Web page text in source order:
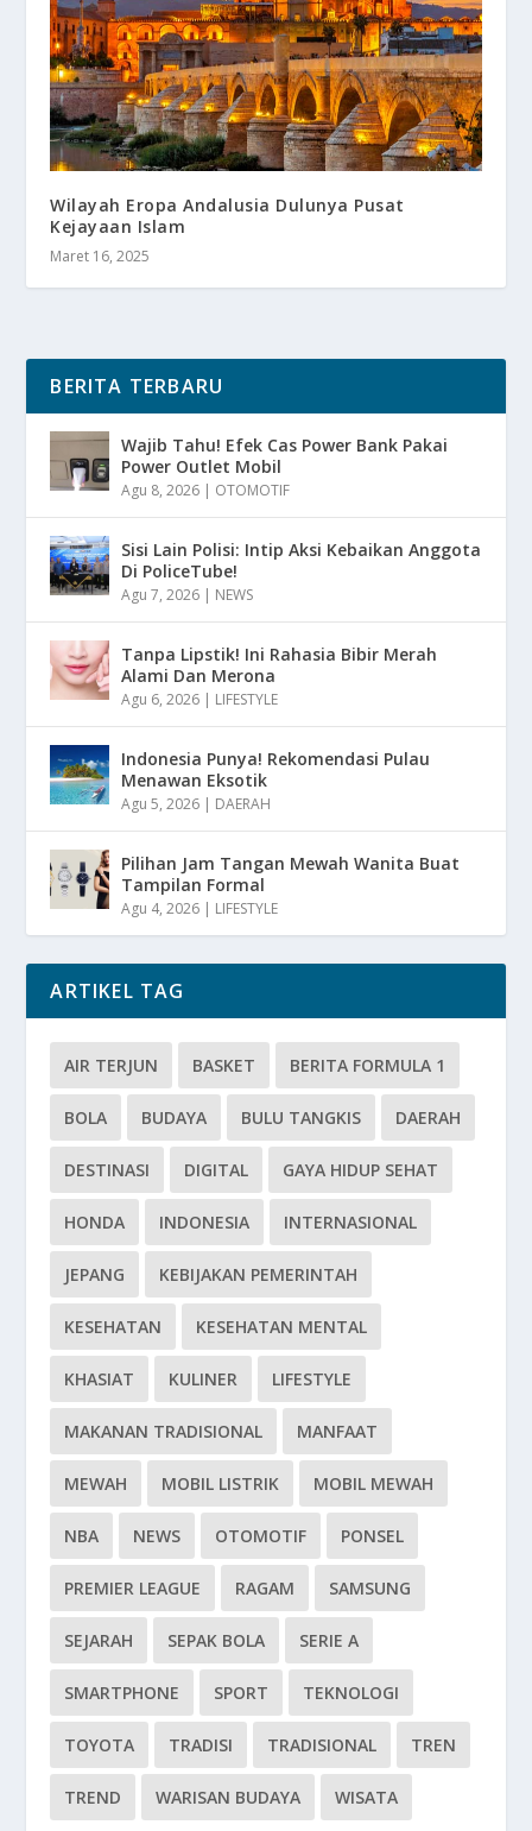
Wilayah Eropa Andalusia Dulunya Pusat
Kejayaan Islam
Maret 16, 2025
BERITA TERBARU
Wajib Tahu! Efek Cas Power Bank Pakai
Power Outlet Mobil
Agu 8, 2026 | OTOMOTIF
Sisi Lain Polisi: Intip Aksi Kebaikan Anggota
Di PoliceTube!
Agu 7, 2026 | NEWS
Tanpa Lipstik! Ini Rahasia Bibir Merah
Alami Dan Merona
Agu 6, 2026 | LIFESTYLE
Indonesia Punya! Rekomendasi Pulau
Menawan Eksotik
Agu 5, 2026 | DAERAH
Pilihan Jam Tangan Mewah Wanita Buat
Tampilan Formal
Agu 4, 2026 | LIFESTYLE
ARTIKEL TAG
AIR TERJUN BASKET BERITA FORMULA 1
BOLA BUDAYA BULU TANGKIS DAERAH
DESTINASI DIGITAL GAYA HIDUP SEHAT
HONDA INDONESIA INTERNASIONAL
JEPANG KEBIJAKAN PEMERINTAH
KESEHATAN KESEHATAN MENTAL
KHASIAT KULINER LIFESTYLE
MAKANAN TRADISIONAL MANFAAT
MEWAH MOBIL LISTRIK MOBIL MEWAH
NBA NEWS OTOMOTIF PONSEL
PREMIER LEAGUE RAGAM SAMSUNG
SEJARAH SEPAK BOLA SERIE A
SMARTPHONE SPORT TEKNOLOGI
TOYOTA TRADISI TRADISIONAL TREN
TREND WARISAN BUDAYA WISATA